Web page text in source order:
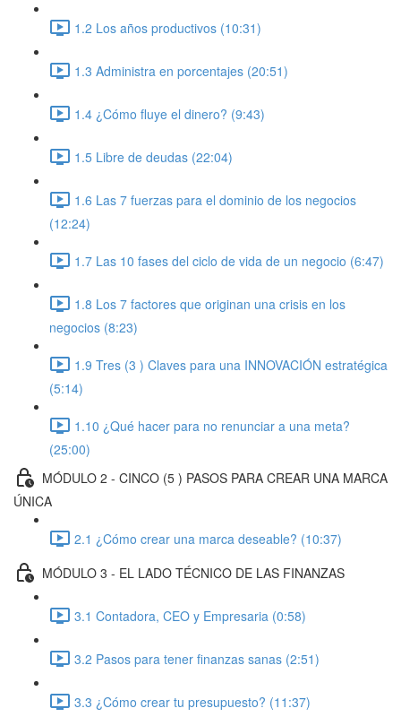
1.2 Los años productivos (10:31)
1.3 Administra en porcentajes (20:51)
1.4 ¿Cómo fluye el dinero? (9:43)
1.5 Libre de deudas (22:04)
1.6 Las 7 fuerzas para el dominio de los negocios
(12:24)
1.7 Las 10 fases del ciclo de vida de un negocio (6:47)
1.8 Los 7 factores que originan una crisis en los
negocios (8:23)
1.9 Tres (3 ) Claves para una INNOVACIÓN estratégica
(5:14)
1.10 ¿Qué hacer para no renunciar a una meta?
(25:00)
MÓDULO 2 - CINCO (5 ) PASOS PARA CREAR UNA MARCA
ÚNICA
2.1 ¿Cómo crear una marca deseable? (10:37)
MÓDULO 3 - EL LADO TÉCNICO DE LAS FINANZAS
3.1 Contadora, CEO y Empresaria (0:58)
3.2 Pasos para tener finanzas sanas (2:51)
3.3 ¿Cómo crear tu presupuesto? (11:37)